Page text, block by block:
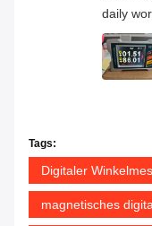
daily
Tags:
Digitaler
magnetisches